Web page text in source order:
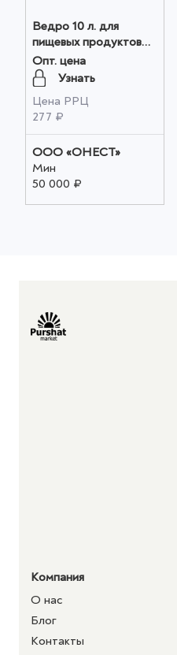
Ведро 10 л. для
пищевых продуктов
жесткий с крышкой
оранжевый оптом
Опт. цена
Узнать
Цена РРЦ
277 ₽
ООО «ОНЕСТ»
Мин
50 000 ₽
Компания
О нас
Блог
Контакты